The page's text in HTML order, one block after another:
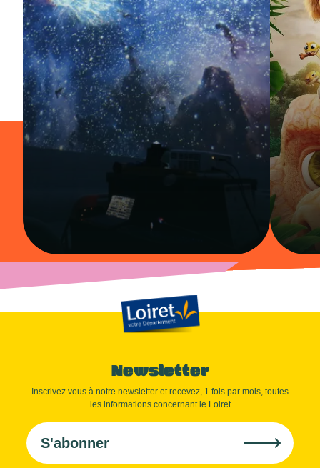
Newsletter
Inscrivez vous à notre newsletter et recevez, 1 fois par mois, toutes
les informations concernant le Loiret
S'abonner